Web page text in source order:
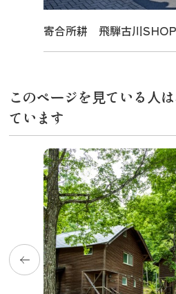
寄合所耕 飛騨古川SHOP
このページを見ている人
ています